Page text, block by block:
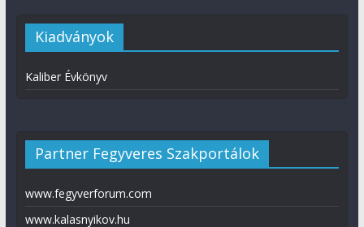
Kiadványok
Kaliber Évkönyv
Partner Fegyveres Szakportálok
www.fegyverforum.com
www.kalasnyikov.hu